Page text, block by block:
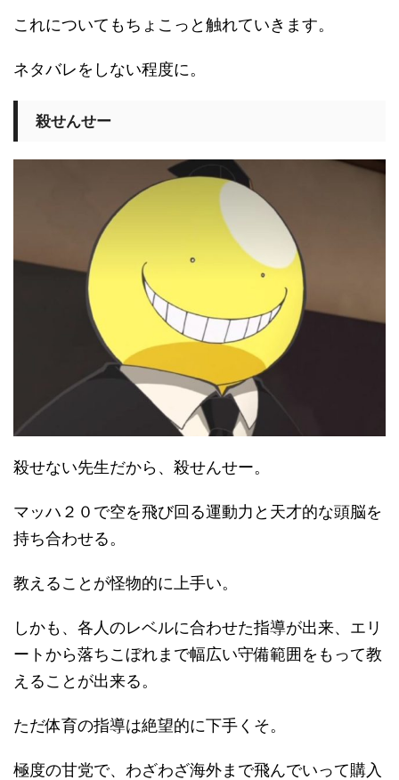
これについてもちょこっと触れていきます。
ネタバレをしない程度に。
殺せんせー
殺せない先生だから、殺せんせー。
マッハ２０で空を飛び回る運動力と天才的な頭脳を
持ち合わせる。
教えることが怪物的に上手い。
しかも、各人のレベルに合わせた指導が出来、エリ
ートから落ちこぼれまで幅広い守備範囲をもって教
えることが出来る。
ただ体育の指導は絶望的に下手くそ。
極度の甘党で、わざわざ海外まで飛んでいって購入